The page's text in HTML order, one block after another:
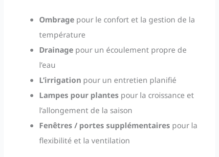
Ombrage pour le confort et la gestion de la
température
Drainage pour un écoulement propre de
l’eau
L’irrigation pour un entretien planifié
Lampes pour plantes pour la croissance et
l’allongement de la saison
Fenêtres / portes supplémentaires pour la
flexibilité et la ventilation